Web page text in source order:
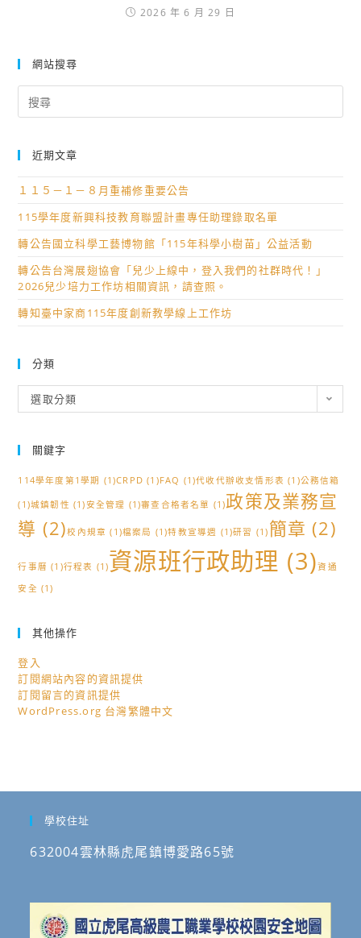
2026 年 6 月 29 日
網站搜尋
for:
近期文章
１１５－１－８月重補修重要公告
115學年度新興科技教育聯盟計畫專任助理錄取名單
轉公告國立科學工藝博物館「115年科學小樹苗」公益活動
轉公告台灣展翅協會「兒少上線中，登入我們的社群時代！」
2026兒少培力工作坊相關資訊，請查照。
轉知臺中家商115年度創新教學線上工作坊
分類
類
選取分類
關鍵字
114學年度第1學期 (1)CRPD (1)FAQ (1)代收代辦收支情形表 (1)公務信箱
(1)城鎮韌性 (1)安全管理 (1)審查合格者名單 (1)政策及業務宣
導 (2)校內規章 (1)檔案局 (1)特教宣導週 (1)研習 (1) 簡章 (2)
行事曆 (1)行程表 (1)資源班行政助理 (3)資通
安全 (1)
其他操作
登入
訂閱網站內容的資訊提供
訂閱留言的資訊提供
WordPress.org 台灣繁體中文
學校住址
632004雲林縣虎尾鎮博愛路65號